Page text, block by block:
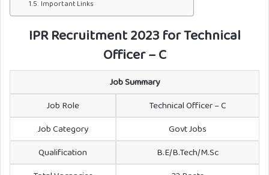
Important Links
IPR Recruitment 2023 for Technical
Officer – C
Job Summary
Job Role
Technical Officer – C
Job Category
Govt Jobs
Qualification
B.E/B.Tech/M.Sc